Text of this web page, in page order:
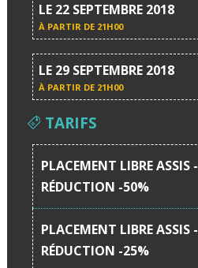
LE 22 SEPTEMBRE 2018
À PARTIR DE 21H00
LE 29 SEPTEMBRE 2018
À PARTIR DE 21H00
TARIFS
PLACEMENT LIBRE ASSIS -
RÉDUCTION -50%
PLACEMENT LIBRE ASSIS -
RÉDUCTION -25%